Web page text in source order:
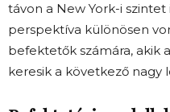
távon a New York-i
perspektíva különösen
befektetők számára, akik
keresik a következő nagy